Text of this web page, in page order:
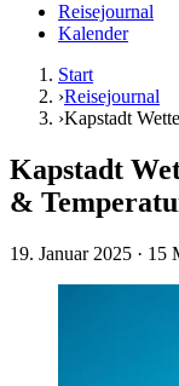
Reisejournal
Kalender
Start
›Reisejournal
›Kapstadt
Kapstadt
&
19. Januar 2025 · 15